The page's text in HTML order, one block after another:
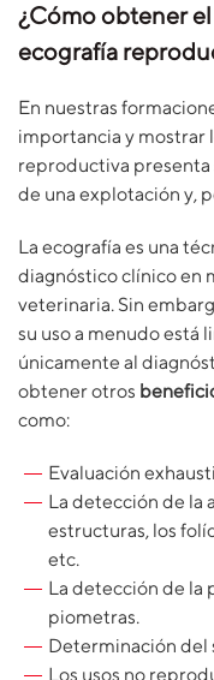
¿Cómo obtener
ecografía
En nuestras
importancia y mostrar
reproductiva
de una explotación y,
La ecografía es una
diagnóstico clínico en
veterinaria. Sin
su uso a menudo está
únicamente al
obtener otros
como:
Evaluación
La detección de la
estructuras, los
etc.
La detección de la
piometras.
Determinación del
Los usos no